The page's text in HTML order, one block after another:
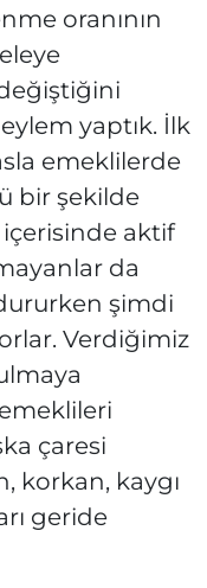
oranının
yaptık. İlk
emeklilerde
bir şekilde
aktif
da
şimdi
Verdiğimiz
çaresi
korkan, kaygı
geride